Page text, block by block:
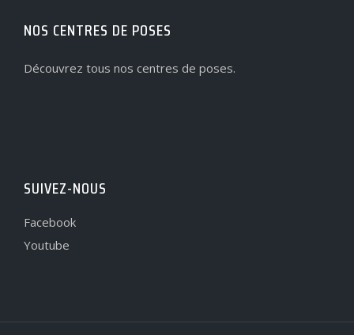
NOS CENTRES DE POSES
Découvrez tous nos centres de poses.
SUIVEZ-NOUS
Facebook
Youtube